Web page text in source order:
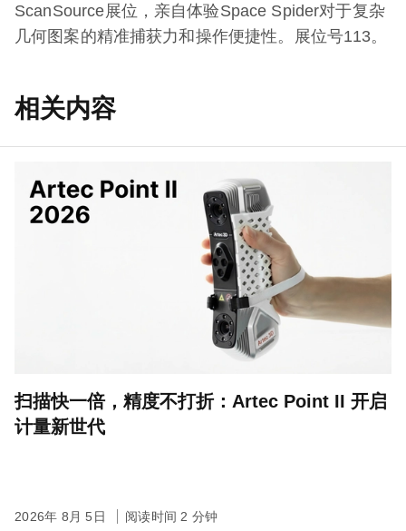
ScanSource展位，亲自体验Space Spider对于复杂
几何图案的精准捕获力和操作便捷性。展位号113。
相关内容
扫描快一倍，精度不打折：Artec Point II 开启
计量新世代
2026年 8月 5日 阅读时间 2 分钟